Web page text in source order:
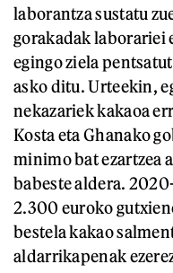
laborantza sustatu
gorakadak laborariei
egingo ziela
asko ditu. Urteekin,
nekazariek kakaoa
Kosta eta Ghanako
minimo bat ezartzea
babeste aldera.
2.300 euroko
bestela kakao
aldarrikapenak